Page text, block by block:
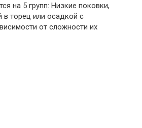
на 5 групп: Низкие поковки,
торец или осадкой с
от сложности их